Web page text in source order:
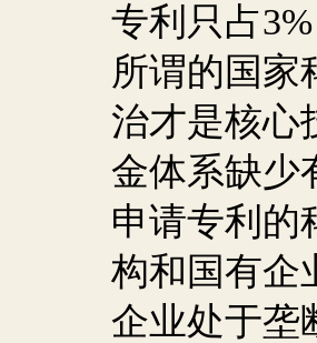
专利只占3%
所谓的国家
治才是核心
金体系缺少
申请专利的
构和国有企
企业处于垄